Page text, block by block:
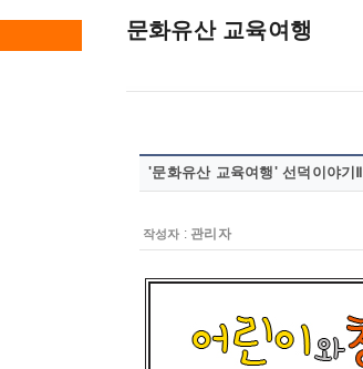
문화유산 교육여행
'문화유산 교육여행' 선덕이야기Ⅱ
작성자 : 관리자